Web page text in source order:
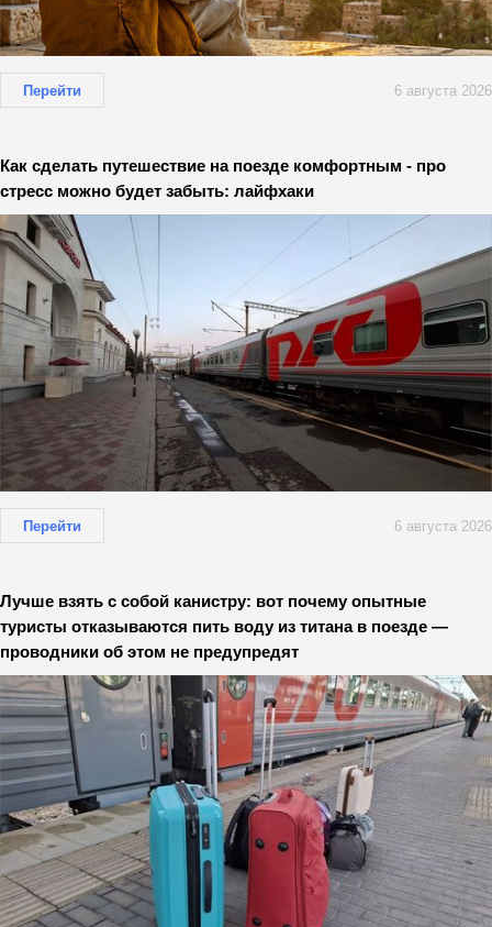
Перейти 6 августа 2026
Как сделать путешествие на поезде комфортным - про
стресс можно будет забыть: лайфхаки
Перейти 6 августа 2026
Лучше взять с собой канистру: вот почему опытные
туристы отказываются пить воду из титана в поезде —
проводники об этом не предупредят